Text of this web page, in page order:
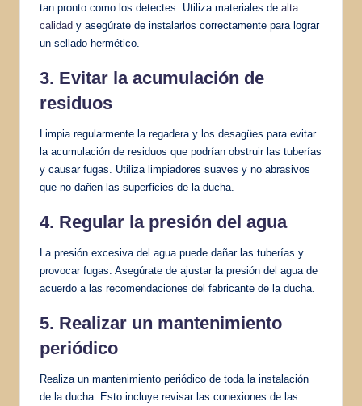
tan pronto como los detectes. Utiliza materiales de alta
calidad y asegúrate de instalarlos correctamente para lograr
un sellado hermético.
3. Evitar la acumulación de
residuos
Limpia regularmente la regadera y los desagües para evitar
la acumulación de residuos que podrían obstruir las tuberías
y causar fugas. Utiliza limpiadores suaves y no abrasivos
que no dañen las superficies de la ducha.
4. Regular la presión del agua
La presión excesiva del agua puede dañar las tuberías y
provocar fugas. Asegúrate de ajustar la presión del agua de
acuerdo a las recomendaciones del fabricante de la ducha.
5. Realizar un mantenimiento
periódico
Realiza un mantenimiento periódico de toda la instalación
de la ducha. Esto incluye revisar las conexiones de las